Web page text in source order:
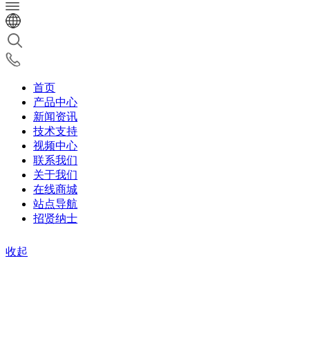
首页
产品中心
新闻资讯
技术支持
视频中心
联系我们
关于我们
在线商城
站点导航
招贤纳士
收起